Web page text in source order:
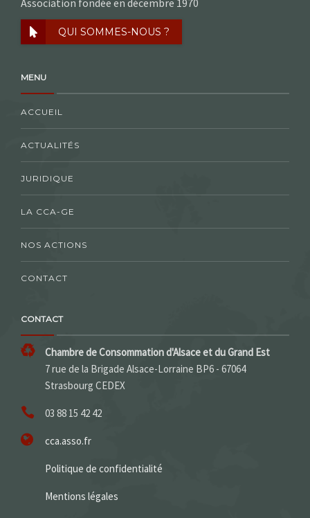
QUI SOMMES-NOUS ?
MENU
ACCUEIL
ACTUALITÉS
JURIDIQUE
LA CCA-GE
NOS ACTIONS
CONTACT
CONTACT
Chambre de Consommation d'Alsace et du Grand Est
7 rue de la Brigade Alsace-Lorraine BP6 - 67064
Strasbourg CEDEX
03 88 15 42 42
cca.asso.fr
Politique de confidentialité
Mentions légales